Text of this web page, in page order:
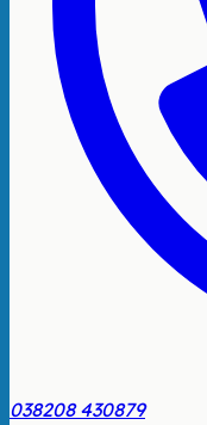
038208 430879